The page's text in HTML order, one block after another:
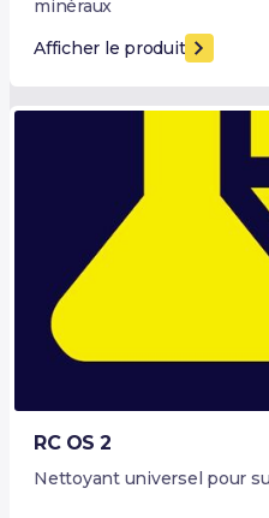
minéraux
Afficher le produit
RC OS 2
Nettoyant universel pour